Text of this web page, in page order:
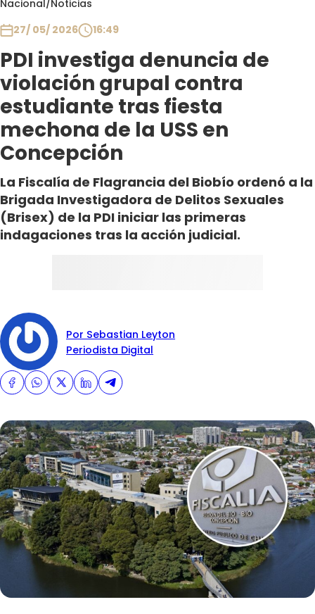
Nacional/Noticias
27/ 05/ 2026
16:49
PDI investiga denuncia de
violación grupal contra
estudiante tras fiesta
mechona de la USS en
Concepción
La Fiscalía de Flagrancia del Biobío ordenó a la
Brigada Investigadora de Delitos Sexuales
(Brisex) de la PDI iniciar las primeras
indagaciones tras la acción judicial.
Por Sebastian Leyton
Periodista Digital
Club De La Comedia
Contigo en Directo
Plan Perfecto
El Tiempo
Sabingo
Todos Los Programas